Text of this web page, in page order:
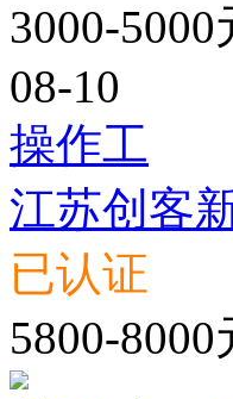
3000-5000
08-10
操作工
江苏创客
已认证
5800-8000